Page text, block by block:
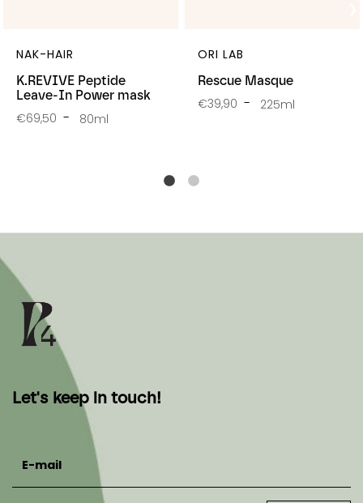
K.REVIVE Peptide
Leave-In Power mask
NAK-HAIR
€69,50 80ml
Rescue Masque
ORI LAB
€39,90 225ml
Let's keep in touch!